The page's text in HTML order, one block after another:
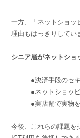
一方、「ネットショッ
理由もはっきりしてい
シニア層がネットショ
●決済手段のセキ
●ネットショッピ
●実店舗で実物を見
今後、これらの課題を